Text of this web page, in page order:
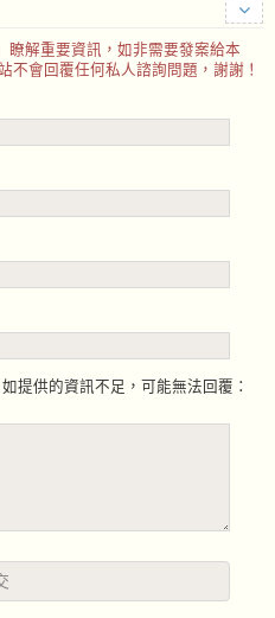
瞭解重要資訊，如非需要發案給本
不會回覆任何私人諮詢問題，謝謝！
提供的資訊不足，可能無法回覆：